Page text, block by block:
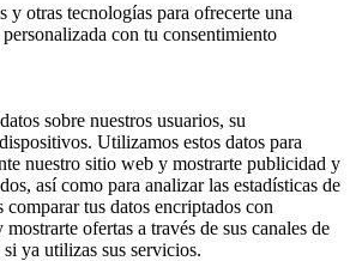
y otras tecnologías para ofrecerte una
con tu consentimiento
sobre nuestros usuarios, su
Utilizamos estos datos para
nuestro sitio web y mostrarte publicidad y
así como para analizar las estadísticas de
tus datos encriptados con
ofertas a través de sus canales de
ya utilizas sus servicios.